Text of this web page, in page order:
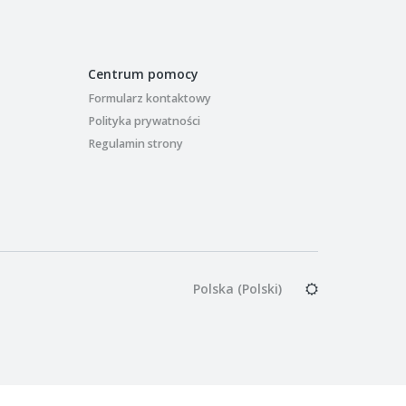
Centrum pomocy
Formularz kontaktowy
Polityka prywatności
Regulamin strony
Polska (Polski)